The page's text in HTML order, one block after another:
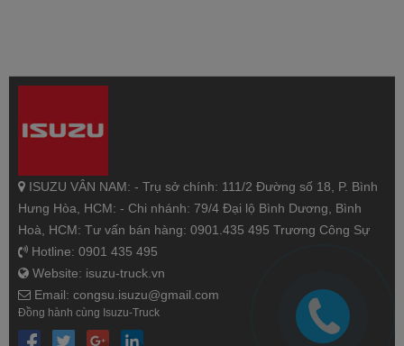
ISUZU VÂN NAM: - Trụ sở chính: 111/2 Đường số 18, P. Bình
Hưng Hòa, HCM: - Chi nhánh: 79/4 Đại lộ Bình Dương, Bình
Hoà, HCM: Tư vấn bán hàng: 0901.435 495 Trương Công Sự
Hotline: 0901 435 495
Website: isuzu-truck.vn
Email: congsu.isuzu@gmail.com
Đồng hành cùng Isuzu-Truck